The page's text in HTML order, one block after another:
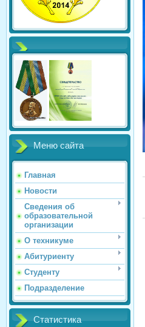
Меню сайта
Главная
Новости
Сведения об
образовательной
организации
О техникуме
Абитуриенту
Студенту
Подразделение
Статистика